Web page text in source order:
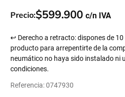
Precio:$599.900
↩ Derecho a retracto: dispones de 10
producto para arrepentirte de la
neumático no haya sido instalado ni
condiciones.
Referencia:0747930